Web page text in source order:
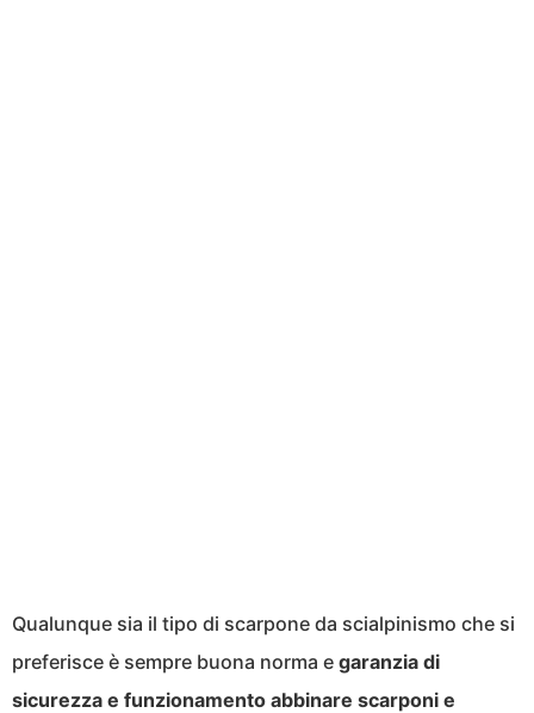
Qualunque sia il tipo di scarpone da scialpinismo che si
preferisce è sempre buona norma e garanzia di
sicurezza e funzionamento abbinare scarponi e